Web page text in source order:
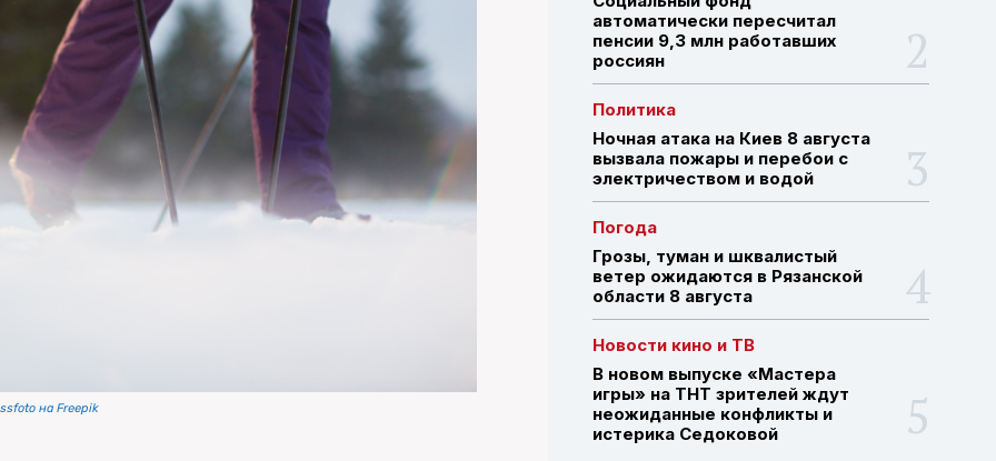
ПОИСК ПО САЙТУ
на Freepik
автоматически пересчитал
пенсии 9,3 млн работавших
россиян
Политика
Ночная атака на Киев 8 августа
вызвала пожары и перебои с
электричеством и водой
Погода
Грозы, туман и шквалистый
ветер ожидаются в Рязанской
области 8 августа
Новости кино и ТВ
В новом выпуске «Мастера
игры» на ТНТ зрителей ждут
неожиданные конфликты и
истерика Седоковой